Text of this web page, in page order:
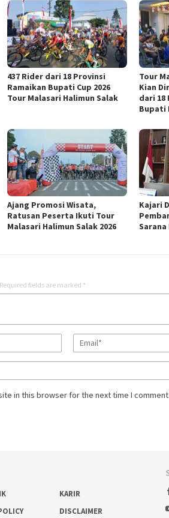
437 Rider dari 18 Provinsi
Ramaikan Bupati Cup 2026
Tour Malasari Halimun Salak
Tour
Kian
dari 18
Bupati
Ajang Promosi Wisata,
Ratusan Peserta Ikuti Tour
Malasari Halimun Salak 2026
Kajari
Required fields are marked *
in this browser for the next time I comment.
KARIR
DISCLAIMER